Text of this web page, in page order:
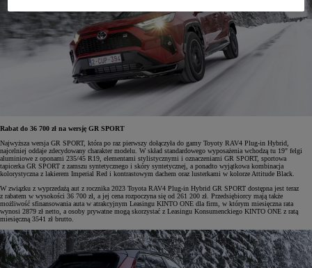
Rabat do 36 700 zł na wersję GR SPORT
Najwyższa wersja GR SPORT, która po raz pierwszy dołączyła do gamy Toyoty RAV4 Plug-in Hybrid,
najcelniej oddaje zdecydowany charakter modelu. W skład standardowego wyposażenia wchodzą tu 19" felgi
aluminiowe z oponami 235/45 R19, elementami stylistycznymi i oznaczeniami GR SPORT, sportowa
tapicerka GR SPORT z zamszu syntetycznego i skóry syntetycznej, a ponadto wyjątkowa kombinacja
kolorystyczna z lakierem Imperial Red i kontrastowym dachem oraz lusterkami w kolorze Attitude Black.
W związku z wyprzedażą aut z rocznika 2023 Toyota RAV4 Plug-in Hybrid GR SPORT dostępna jest teraz
z rabatem w wysokości 36 700 zł, a jej cena rozpoczyna się od 261 200 zł. Przedsiębiorcy mają także
możliwość sfinansowania auta w atrakcyjnym Leasingu KINTO ONE dla firm, w którym miesięczna rata
wynosi 2879 zł netto, a osoby prywatne mogą skorzystać z Leasingu Konsumenckiego KINTO ONE z ratą
miesięczną 3541 zł brutto.